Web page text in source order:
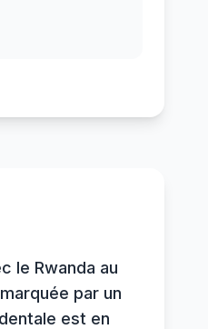
le Rwanda au
par un
est en